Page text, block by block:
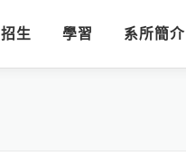
招生 學習 系所簡介